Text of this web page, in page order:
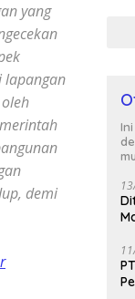
yang
lapangan
demi